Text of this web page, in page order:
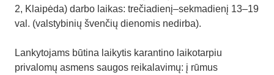
2, Klaipėda) darbo laikas: trečiadienį–sekmadienį 13–19
val. (valstybinių švenčių dienomis nedirba).
Lankytojams būtina laikytis karantino laikotarpiu
privalomų asmens saugos reikalavimų: į rūmus